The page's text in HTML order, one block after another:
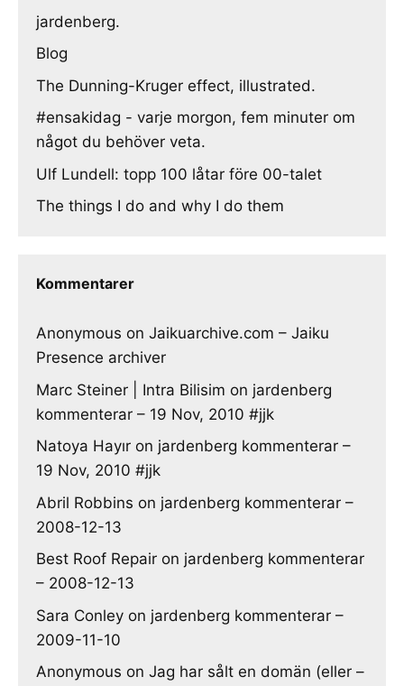
jardenberg.
Blog
The Dunning-Kruger effect, illustrated.
#ensakidag - varje morgon, fem minuter om
något du behöver veta.
Ulf Lundell: topp 100 låtar före 00-talet
The things I do and why I do them
Kommentarer
Anonymous on Jaikuarchive.com – Jaiku
Presence archiver
Marc Steiner | Intra Bilisim on jardenberg
kommenterar – 19 Nov, 2010 #jjk
Natoya Hayır on jardenberg kommenterar –
19 Nov, 2010 #jjk
Abril Robbins on jardenberg kommenterar –
2008-12-13
Best Roof Repair on jardenberg kommenterar
– 2008-12-13
Sara Conley on jardenberg kommenterar –
2009-11-10
Anonymous on Jag har sålt en domän (eller –